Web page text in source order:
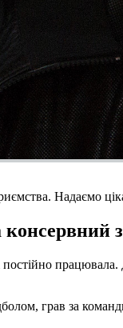
Надаємо
грав за